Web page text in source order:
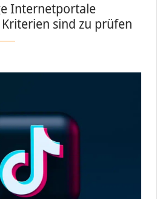
Internetportale
sind zu prüfen